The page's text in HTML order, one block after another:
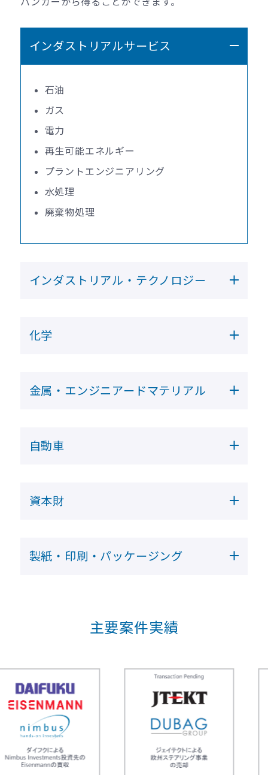
インダストリアルサービス
石油
ガス
電力
再生可能エネルギー
プラントエンジニアリング
水処理
廃棄物処理
インダストリアル・テクノロジー
化学
金属・エンジニアードマテリアル
自動車
資本財
製紙・印刷・パッケージング
主要案件実績